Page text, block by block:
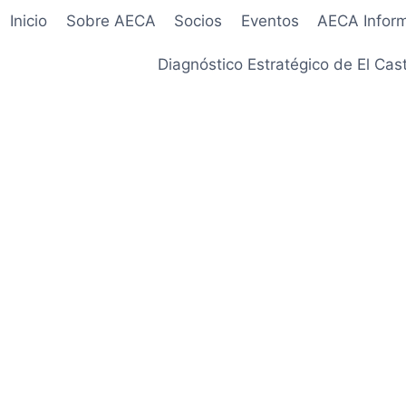
Inicio Sobre AECA Socios Eventos AECA
Diagnóstico Estratégico de El